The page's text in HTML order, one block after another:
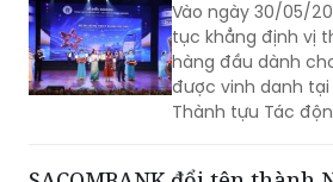
Vào ngày 30/05/
tục khẳng định vị
hàng đầu dành
được vinh danh tại
Thành tựu Tác